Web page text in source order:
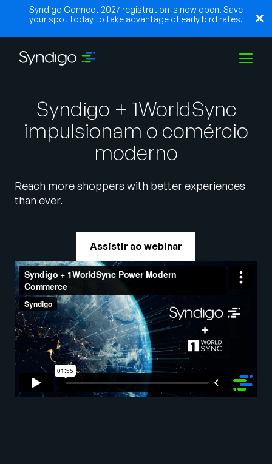
Syndigo Connect 2027 registration is now open! Save
your spot today to take advantage of early bird rates.
Soluções
Indústrias
Parceiros
Recursos
Empresa
Fale com a equipe de vendas
SUPORTEENTRAR
German
Français
Português
Syndigo + 1WorldSync
impulsionam o comércio
moderno
Reach more shoppers with better experiences
than ever.
Assistir ao webinar